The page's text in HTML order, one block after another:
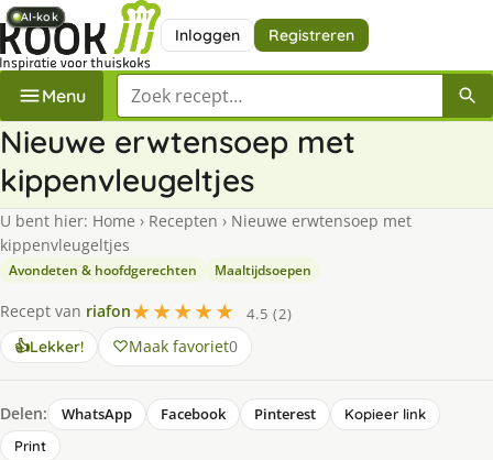
Inloggen Registreren
Menu Zoek een recept
Nieuwe erwtensoep met
kippenvleugeltjes
U bent hier: Home › Recepten › Nieuwe erwtensoep met
kippenvleugeltjes
Avondeten & hoofdgerechten Maaltijdsoepen
Recept van riafon★★★★★
4.5 (2)
👍Lekker! Maak favoriet0
Delen: WhatsApp Facebook Pinterest
Kopieer link
Print
AI-kok
AI-kok
AI-kok
AI-kok
AI-kok